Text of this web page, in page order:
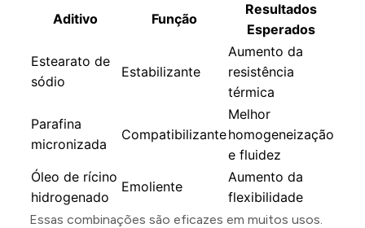
Aditivo Função
Resultados
Esperados
Estearato de
sódio
Estabilizante
Aumento da
resistência
térmica
Parafina
micronizada
Compatibilizante
Melhor
homogeneização
e fluidez
Óleo de rícino
hidrogenado
Emoliente
Aumento da
flexibilidade
Essas combinações são eficazes em muitos usos.